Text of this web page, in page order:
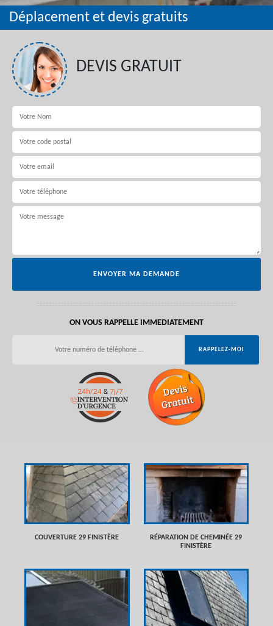
Déplacement et devis gratuits
DEVIS GRATUIT
ON VOUS RAPPELLE IMMEDIATEMENT
COUVERTURE 29 FINISTÈRE
RÉPARATION DE CHEMINÉE 29
FINISTÈRE